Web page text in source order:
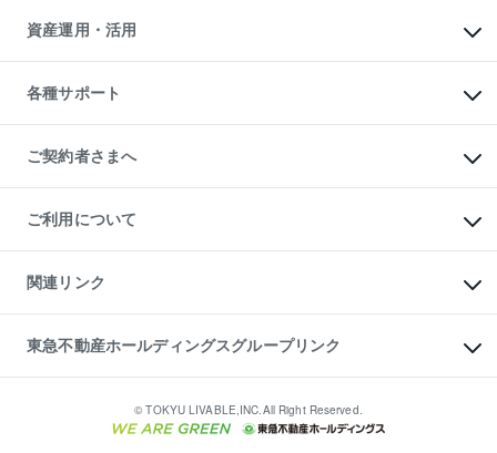
収益物件
ビル購入（ビル一棟）
投資用不動産の売却査定
事業用不動産の売却査定
不動産相場・不動産価格情報
不動産コラム・ニュース
不動産用語集
不動産なんでもネット相談室
住まいの税金
一棟リノベーションマンション
L`GENTE（ルジェンテ）
区分リノベーションマンション
投資用一棟レジデンスWELL
不動産小口投資
LEGACIA（レガシア）
資産運用・活用
不動産M&A
アセットマネジメント・出資
各種サポート
相続サポート
リフォームサポート
ご契約者さまへ
ご紹介・再契約特典
入居者様専用-各種ご案内（賃貸）
東急こすもす会「こすもすWeb」
ご利用について
金融商品取引について
東急リバブル ソーシャルメディアポリシー
ご意見・お問い合わせ（金融商品取引専用の相談・お問い合わせ窓口）
ダイレクトメール（郵送物）・Eメールなどの送付停止について
関連リンク
これからご結婚される方に東急百貨店のブライダルクラブ
人材サービスのご用命は 東急リバブルスタッフ株式会社まで
東北の逸品を贈ります 東北すぐれものセレクション
東急不動産ホールディングスグループリンク
東急コミュニティー
東急住宅リース
© TOKYU LIVABLE,INC.All Right Reserved.